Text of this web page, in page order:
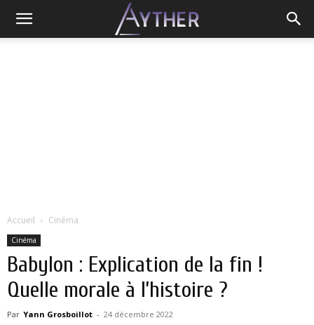
Accueil Cinéma
Cinéma
Babylon : Explication de la fin !
Quelle morale à l’histoire ?
Par Yann Grosboillot - 24 décembre 2022